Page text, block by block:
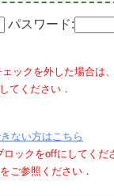
パスワード:
ックを外した場合は
てください．
ない方はこちら
ックをoffにしてくだ
をご参照ください．